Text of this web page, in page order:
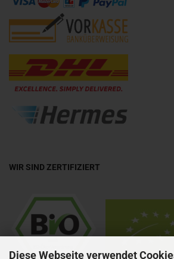
Diese Webseite verwendet
WIR SIND ZERTIFIZIERT